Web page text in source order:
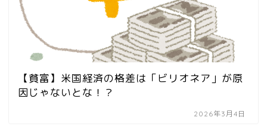
【貧富】米国経済の格差は「ビリオネア」が原
因じゃないとな！？
2026年3月4日